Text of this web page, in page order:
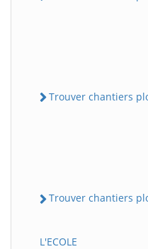
Trouver chantiers
Trouver chantiers
L'ECOLE